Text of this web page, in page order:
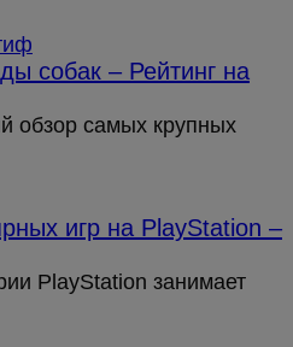
собак – Рейтинг на
обзор самых крупных
игр на PlayStation –
PlayStation занимает